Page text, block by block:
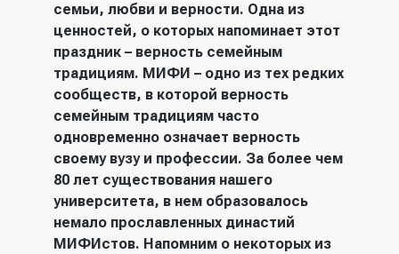
семьи, любви и верности. Одна из
ценностей, о которых напоминает этот
праздник – верность семейным
традициям. МИФИ – одно из тех редких
сообществ, в которой верность
семейным традициям часто
одновременно означает верность
своему вузу и профессии. За более чем
80 лет существования нашего
университета, в нем образовалось
немало прославленных династий
МИФИстов. Напомним о некоторых из